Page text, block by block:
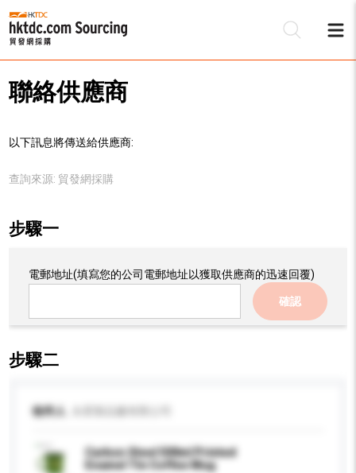
聯絡供應商
以下訊息將傳送給供應商:
查詢來源: 貿發網採購
步驟一
電郵地址(填寫您的公司電郵地址以獲取供應商的迅速回覆)
確認
步驟二
收件人
Carbon Steel 500ml Printed
Enamel Tin Coffee Mug